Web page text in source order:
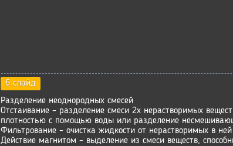
6 слайд
Разделение неоднородных смесей
Отстаивание – разделение смеси 2х нерастворимых
плотностью с помощью воды или разделение
Фильтрование – очистка жидкости от нерастворимых в
Действие магнитом – выделение из смеси веществ,